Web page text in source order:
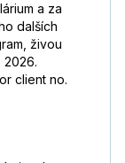
a za
dalších
živou
2026.
client no.